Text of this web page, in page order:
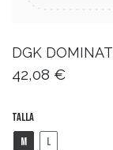
DGK
42,08 €
Talla
M
L